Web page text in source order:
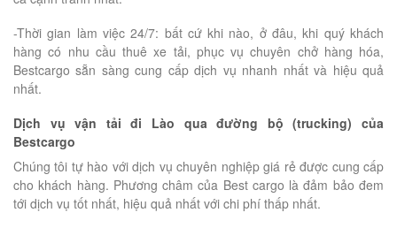
-Thời gian làm việc 24/7: bất cứ khi nào, ở đâu, khi quý khách
hàng có nhu cầu thuê xe tải, phục vụ chuyên chở hàng hóa,
Bestcargo sẵn sàng cung cấp dịch vụ nhanh nhất và hiệu quả
nhất.
Dịch vụ vận tải đi Lào qua đường bộ (trucking) của
Bestcargo
Chúng tôi tự hào với dịch vụ chuyên nghiệp giá rẻ được cung cấp
cho khách hàng. Phương châm của Best cargo là đảm bảo đem
tới dịch vụ tốt nhất, hiệu quả nhất với chi phí thấp nhất.